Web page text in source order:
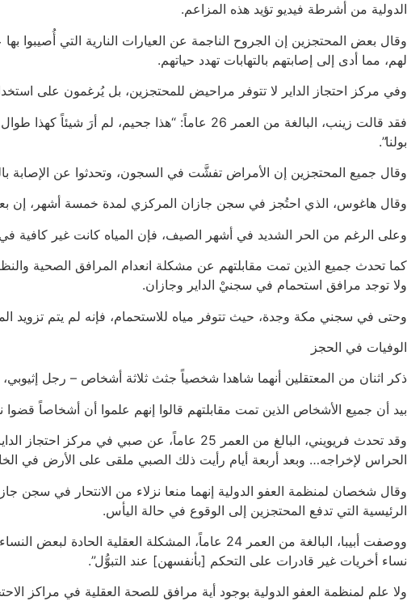
الدولية من أشرطة فيديو تؤيد هذه المزاعم.
وقال بعض المحتجزين إن الجروح الناجمة عن العيارات النارية التي أُصيبوا
لهم، مما أدى إلى إصابتهم بالتهابات تهدد حياتهم.
وفي مركز احتجاز الداير لا تتوفر مراحيض للمحتجزين، بل يُرغمون على
فقد قالت زينب، البالغة من العمر 26 عاماً:
بولنا”.
وقال جميع المحتجزين إن الأمراض تفشَّت في السجون، وتحدثوا عن الإصابة
وقال هاغوس، الذي احتُجز في سجن جازان المركزي لمدة خمسة أشهر، إن بعض
وعلى الرغم من الحر الشديد في أشهر الصيف، فإن المياه كانت غير كافية
كما تحدث جميع الذين تمت مقابلتهم عن مشكلة انعدام المرافق الصحية
ولا توجد مرافق استحمام في سجنيْ الداير وجازان.
وحتى في سجني مكة وجدة، حيث تتوفر مياه للاستحمام، فإنه لم يتم
الوفيات في الحجز
ذكر اثنان من المعتقلين أنهما شاهدا شخصياً جثث ثلاثة أشخاص – رجل
بيد أن جميع الأشخاص الذين تمت مقابلتهم قالوا إنهم علموا أن أشخاصاً
وقد تحدث فريويني، البالغ من العمر 25
الحراس لإخراجه… وبعد أربعة أيام رأيت ذلك الصبي ملقى على الأرض في
وقال شخصان لمنظمة العفو الدولية إنهما منعا نزلاء من الانتحار في سجن
الرئيسية التي تدفع المحتجزين إلى الوقوع في حالة اليأس.
ووصفت أبيبا، البالغة من العمر 24 عاماً،
نساء أخريات غير قادرات على التحكم [بأنفسهن] عند التبوُّل”.
ولا علم لمنظمة العفو الدولية بوجود أية مرافق للصحة العقلية في مراكز